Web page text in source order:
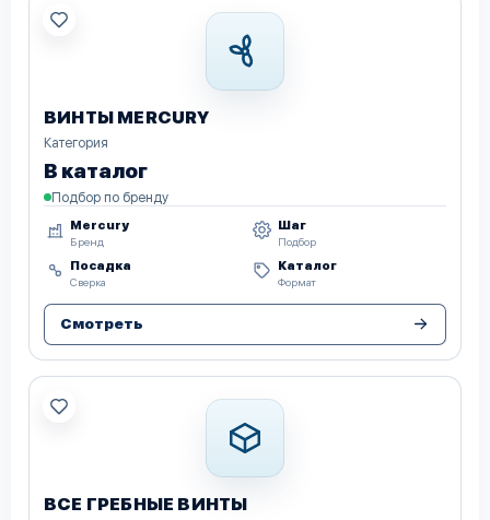
ВИНТЫ MERCURY
Категория
В каталог
Подбор по бренду
Mercury
Бренд
Шаг
Подбор
Посадка
Сверка
Каталог
Формат
Смотреть
ВСЕ ГРЕБНЫЕ ВИНТЫ